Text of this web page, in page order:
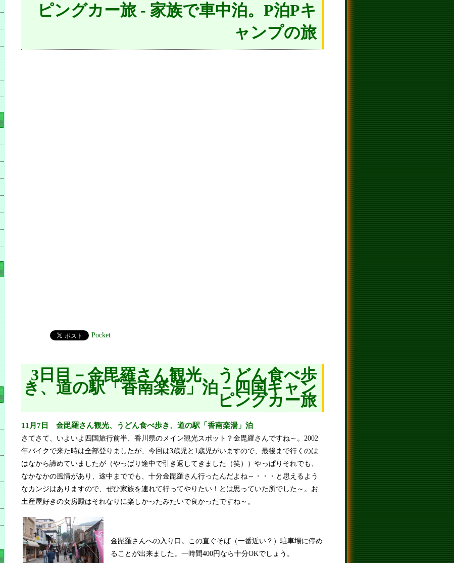
ピングカー旅 - 家族で車中泊。P泊Pキ
ャンプの旅
Pocket
3日目－金毘羅さん観光、うどん食べ歩
き、道の駅「香南楽湯」泊－四国キャン
ピングカー旅
11月7日 金毘羅さん観光、うどん食べ歩き、道の駅「香南楽湯」泊
さてさて、いよいよ四国旅行前半、香川県のメイン観光スポット？金毘羅さんですね～。2002
年バイクで来た時は全部登りましたが、今回は3歳児と1歳児がいますので、最後まで行くのは
はなから諦めていましたが（やっぱり途中で引き返してきました（笑））やっぱりそれでも、
なかなかの風情があり、途中まででも、十分金毘羅さん行ったんだよね～・・・と思えるよう
なカンジはありますので、ぜひ家族を連れて行ってやりたい！とは思っていた所でした～。お
土産屋好きの女房殿はそれなりに楽しかったみたいで良かったですね～。
金毘羅さんへの入り口。この直ぐそば（一番近い？）駐車場に停め
ることが出来ました。一時間400円なら十分OKでしょう。